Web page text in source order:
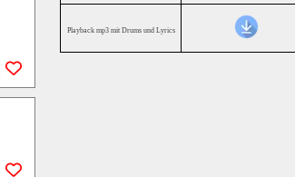
Playback mp3 mit Drums und Lyrics